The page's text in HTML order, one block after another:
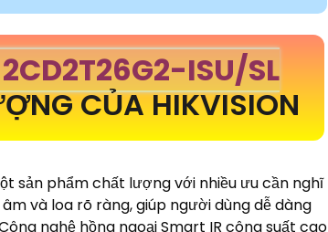
ISU/SL
CỦA HIKVISION
sản phẩm chất lượng với nhiều ưu cần nghĩ
và loa rõ ràng, giúp người dùng dễ dàng
nghệ hồng ngoại Smart IR công suất cao